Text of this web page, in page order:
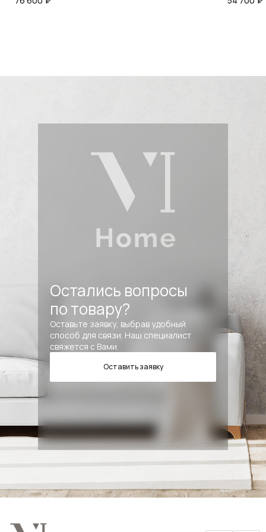
Остались вопросы
по товару?
Оставьте заявку, выбрав удобный
способ для связи. Наш специалист
свяжется с Вами.
Оставить заявку